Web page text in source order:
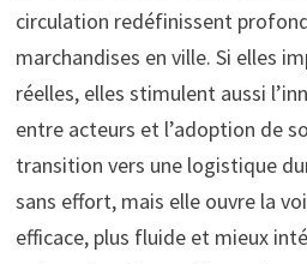
circulation redéfinissent
marchandises en ville. Si elles
réelles, elles stimulent aussi
entre acteurs et l’adoption de
transition vers une logistique
sans effort, mais elle ouvre la
efficace, plus fluide et mieux